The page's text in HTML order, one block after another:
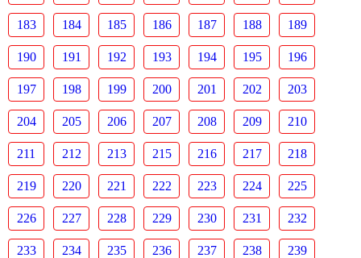
183 184 185 186 187 188 189
190 191 192 193 194 195 196
197 198 199 200 201 202 203
204 205 206 207 208 209 210
211 212 213 215 216 217 218
219 220 221 222 223 224 225
226 227 228 229 230 231 232
233 234 235 236 237 238 239